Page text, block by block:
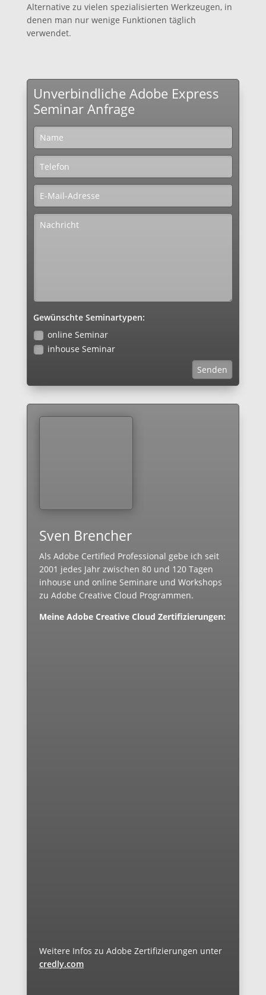
Alternative zu vielen spezialisierten Werkzeugen, in
denen man nur wenige Funktionen täglich
verwendet.
Unverbindliche Adobe Express
Seminar Anfrage
Gewünschte Seminartypen:
online Seminar
inhouse Seminar
Senden
Sven Brencher
Als Adobe Certified Professional gebe ich seit
2001 jedes Jahr zwischen 80 und 120 Tagen
inhouse und online Seminare und Workshops
zu Adobe Creative Cloud Programmen.
Meine Adobe Creative Cloud Zertifizierungen:
Weitere Infos zu Adobe Zertifizierungen unter
credly.com